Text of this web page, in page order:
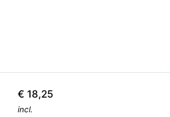
€ 18,25
incl.